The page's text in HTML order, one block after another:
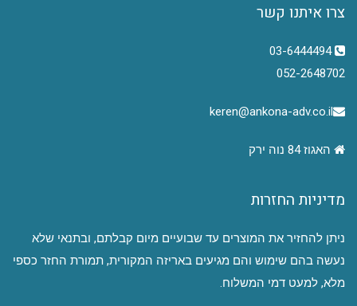
צרו איתנו קשר
03-6444494
052-2648702
keren@ankona-adv.co.il
האגוז 84 נוה ירק
מדיניות החזרות
ניתן להחזיר את המוצרים עד שבועיים מיום קבלתם, ובתנאי שלא
נעשה בהם שימוש והם מגיעים באריזה המקורית, תמורת החזר כספי
מלא, למעט דמי המשלוח.